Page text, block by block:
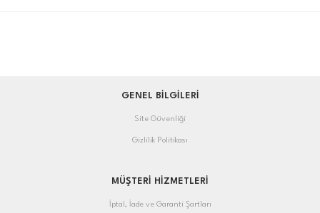
GENEL BİLGİLERİ
Site Güvenliği
Gizlilik Politikası
MÜŞTERİ HİZMETLERİ
İptal, İade ve Garanti Şartları